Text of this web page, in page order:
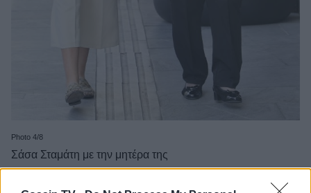
Photo 4/8
Σάσα Σταμάτη με την μητέρα της